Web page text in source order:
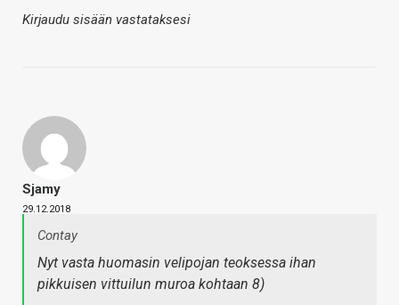
Kirjaudu sisään vastataksesi
Sjamy
29.12.2018
Contay
Nyt vasta huomasin velipojan teoksessa ihan
pikkuisen vittuilun muroa kohtaan 8)